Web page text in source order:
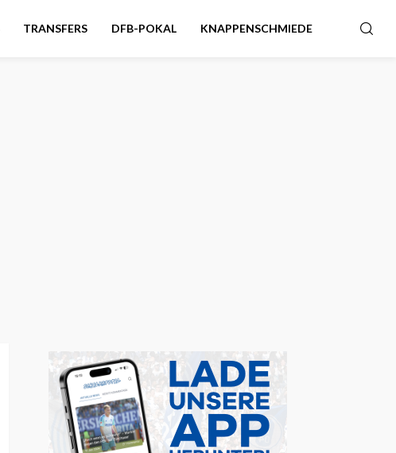
TRANSFERS DFB-POKAL KNAPPENSCHMIEDE